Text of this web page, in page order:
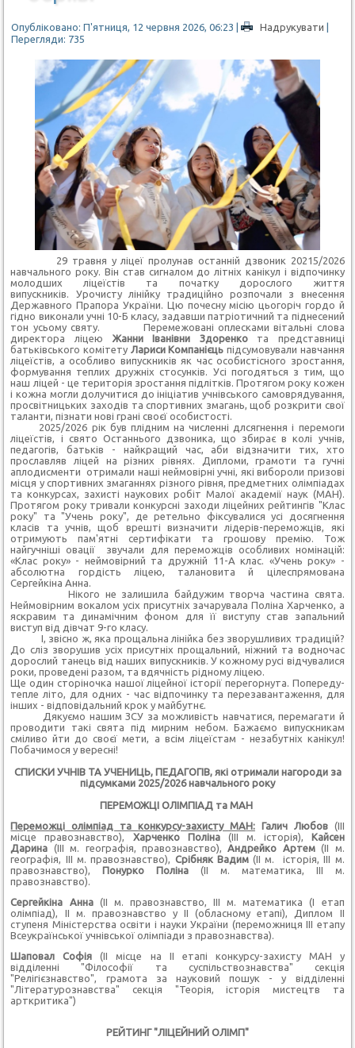
Опубліковано: П'ятниця, 12 червня 2026, 06:23 | Надрукувати |
Перегляди: 735
29 травня у ліцеї пролунав останній дзвоник 20215/2026
навчального року. Він став сигналом до літніх канікул і відпочинку
молодших ліцеїстів та початку дорослого життя
випускників. Урочисту лінійку традиційно розпочали з внесення
Державного Прапора України. Цю почесну місію цьогоріч гордо й
гідно виконали учні 10-Б класу, задавши патріотичний та піднесений
тон усьому святу. Перемежовані оплесками вітальні слова
директора ліцею Жанни Іванівни Здоренкота представниці
батьківського комітету Лариси Компанієць підсумовували навчання
ліцеїстів, а особливо випускників як час особистісного зростання,
формування теплих дружніх стосунків. Усі погодяться з тим, що
наш ліцей - це територія зростання підлітків. Протягом року кожен
і кожна могли долучитися до ініціатив учнівського самоврядування,
просвітницьких заходів та спортивних змагань, щоб розкрити свої
таланти, пізнати нові грані своєї особистості.
2025/2026 рік був плідним на численні длсягнення і перемоги
ліцеїстів, і свято Останнього дзвоника, що збирає в колі учнів,
педагогів, батьків - найкращий час, аби відзначити тих, хто
прославляв ліцей на різних рівнях. Дипломи, грамоти та гучні
аплодисменти отримали наші неймовірні учні, які вибороли призові
місця у спортивних змаганнях різного рівня, предметних олімпіадах
та конкурсах, захисті наукових робіт Малої академії наук (МАН).
Протягом року тривали конкурсні заходи ліцейних рейтингів "Клас
року" та "Учень року", де ретельно фіксувалися усі досягнення
класів та учнів, щоб врешті визначити лідерів-переможців, які
отримують пам'ятні сертифікати та грошову премію. Тож
найгучніші овації звучали для переможців особливих номінацій:
«Клас року» - неймовірний та дружній 11-А клас. «Учень року» -
абсолютна гордість ліцею, талановита й цілеспрямована
Сергейкіна Анна.
Нікого не залишила байдужим творча частина свята.
Неймовірним вокалом усіх присутніх зачарувала Поліна Харченко, а
яскравим та динамічним фоном для її виступу став запальний
виступ від дівчат 9-го класу.
І, звісно ж, яка прощальна лінійка без зворушливих традицій?
До сліз зворушив усіх присутніх прощальний, ніжний та водночас
дорослий танець від наших випускників. У кожному русі відчувалися
роки, проведені разом, та вдячність рідному ліцею.
Ще один сторіночка нашої ліцейної історії перегорнута. Попереду-
тепле літо, для одних - час відпочинку та перезавантаження, для
інших - відповідальний крок у майбутнє.
Дякуємо нашим ЗСУ за можливість навчатися, перемагати й
проводити такі свята під мирним небом. Бажаємо випускникам
сміливо йти до своєї мети, а всім ліцеїстам - незабутніх канікул!
Побачимося у вересні!
СПИСКИ УЧНІВ ТА УЧЕНИЦЬ, ПЕДАГОГІВ, які отримали нагороди за
підсумками 2025/2026 навчального року
ПЕРЕМОЖЦІ ОЛІМПІАД та МАН
Переможці олімпіад таконкурсу-захисту МАН:Галич Любов(ІІІ
місце правознавство), Харченко Поліна(ІІІ м. історія),
Кайсен
Дарина (ІІІ м. географія, правознавство),Андрейко Артем(ІІ м.
географія, ІІІ м. правознавство), Срібняк Вадим(ІІ м. історія, ІІІ м.
правознавство), Понурко Поліна (ІІ м. математика, ІІІ м.
правознавство).
Сергейкіна Анна(ІІ м. правознавство, ІІІ м. математика (І етап
олімпіад), ІІ м. правознавство у ІІ (обласному етапі), Диплом ІІ
ступеня Міністерства освіти і науки України (переможниця ІІІ етапу
Всеукраїнської учнівської олімпіади з правознавства).
Шаповал Софія (ІІ місце на ІІ етапі конкурсу-захисту МАН у
відділенні "Філософії та суспільствознавства" секція
"Релігієзнавство", грамота за науковий пошук - у відділенні
"Літературознавства" секція "Теорія, історія мистецтв та
арткритика")
РЕЙТИНГ "ЛІЦЕЙНИЙ ОЛІМП"